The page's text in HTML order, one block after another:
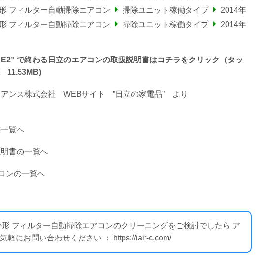
フィルター自動掃除エアコン 掃除ユニット稼働タイプ
2014年
フィルター自動掃除エアコン 掃除ユニット稼働タイプ 2014年
で終わる日立のエアコンの取扱説明書はコチラをクリック（タッ
11.53MB)
アンス株式会社 WEBサイト ”日立の家電品” より
覧へ
書の一覧へ
ンの一覧へ
フィルター自動掃除エアコンのクリーニングをご検討でしたら ア
軽にお問い合わせください ： https://iair-c.com/